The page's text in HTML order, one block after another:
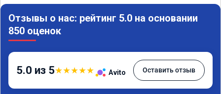
Отзывы о нас: рейтинг 5.0 на основании
850 оценок
5.0 из 5★★★★★ Avito Оставить отзыв